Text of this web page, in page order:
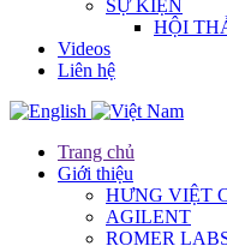
SỰ KIỆN
HỘI
Videos
Liên hệ
Trang chủ
Giới thiệu
HƯNG VIỆT
AGILENT
ROMER